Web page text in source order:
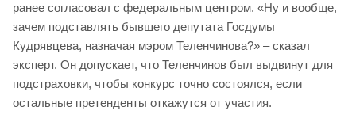
ранее согласовал с федеральным центром. «Ну и вообще,
зачем подставлять бывшего депутата Госдумы
Кудрявцева, назначая мэром Теленчинова?» – сказал
эксперт. Он допускает, что Теленчинов был выдвинут для
подстраховки, чтобы конкурс точно состоялся, если
остальные претенденты откажутся от участия.